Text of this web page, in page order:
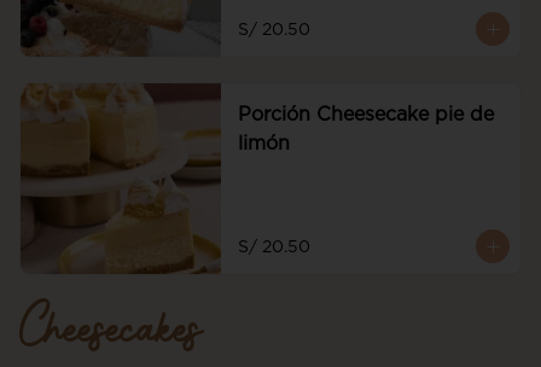
S/ 20.50
Porción Cheesecake pie de
limón
S/ 20.50
Cheesecakes